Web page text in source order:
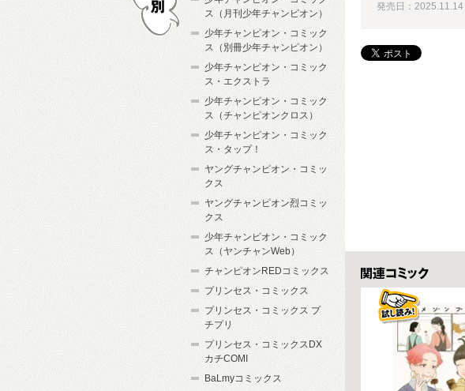
発売日：2025.11.14
関連コミックス
ス（月刊少年チャンピオン）
少年チャンピオン・コミック
ス（別冊少年チャンピオン）
少年チャンピオン・コミック
ス・エクストラ
少年チャンピオン・コミック
ス（チャンピオンクロス）
少年チャンピオン・コミック
ス・タップ！
ヤングチャンピオン・コミッ
クス
ヤングチャンピオン烈コミッ
クス
少年チャンピオン・コミック
ス（ヤンチャンWeb）
チャンピオンREDコミックス
プリンセス・コミックス
プリンセス・コミックス プ
チプリ
プリンセス・コミックスDX
カチCOMI
BaLmyコミックス